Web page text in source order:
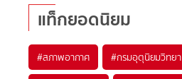
แท็กยอดนิยม
#สภาพอากาศ #กรมอุตุนิยมวิทยา